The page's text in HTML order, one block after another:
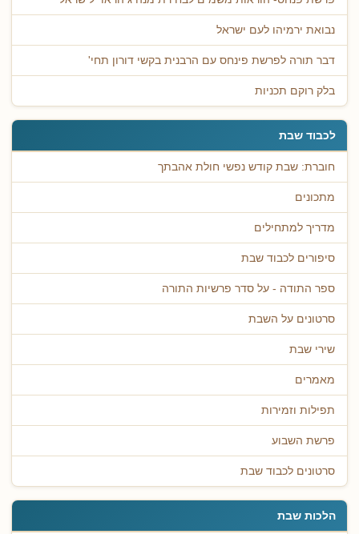
נבואת ירמיהו לעם ישראל
דבר תורה לפרשת פינחס עם הרבנית בקשי דורון תחי'
בלק רוקם תכניות
לכבוד שבת
חוברת: שבת קודש נפשי חולת אהבתך
מתכונים
מדריך למתחילים
סיפורים לכבוד שבת
ספר התודה - על סדר פרשיות התורה
סרטונים על השבת
שירי שבת
מאמרים
תפילות וזמירות
פרשת השבוע
סרטונים לכבוד שבת
הלכות שבת